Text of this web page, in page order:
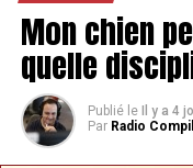
Mon chien
quelle
Publié le Il y a 4
Par Radio